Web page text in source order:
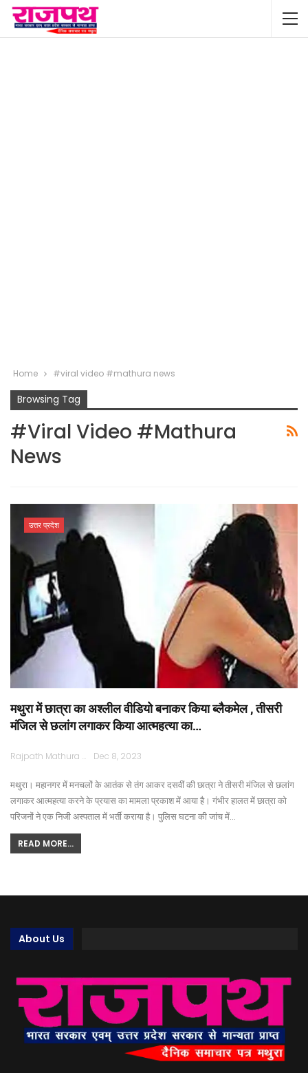
Home #viral video #mathura news
Browsing Tag
#viral Video #mathura
News
उत्तर प्रदेश
मथुरा में छात्रा का अश्लील वीडियो बनाकर किया ब्लैकमेल , तीसरी
मंजिल से छलांग लगाकर किया आत्महत्या का…
Rajpath Mathura Dec 8, 2023
मथुरा। महानगर में मनचलों के आतंक से तंग आकर दसवीं की छात्रा ने तीसरी मंजिल से छलांग
लगाकर आत्महत्या करने के प्रयास का मामला प्रकाश में आया है। गंभीर हालत में छात्रा को
परिजनों ने एक निजी अस्पताल में भर्ती कराया है। पुलिस घटना की जांच में…
READ MORE...
About Us